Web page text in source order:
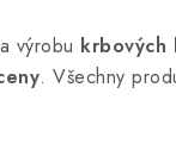
výrobu krbových
. Všechny